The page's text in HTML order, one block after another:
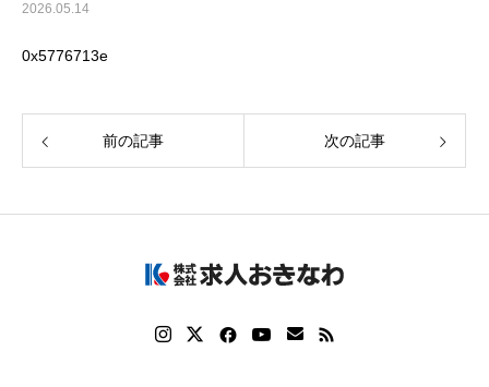
2026.05.14
0x5776713e
前の記事 次の記事